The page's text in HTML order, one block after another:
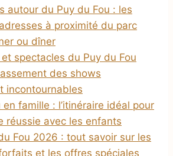
autour du Puy du Fou : les
à proximité du parc
ou dîner
spectacles du Puy du Fou
des shows
incontournables
en famille : l’itinéraire idéal pour
réussie avec les enfants
Fou 2026 : tout savoir sur les
et les offres spéciales